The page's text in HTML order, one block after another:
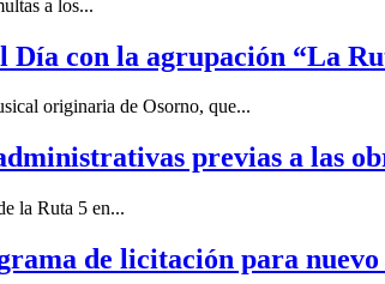
a los...
Día con la agrupación “La
originaria de Osorno, que...
previas a las
la Ruta 5 en...
de licitación para